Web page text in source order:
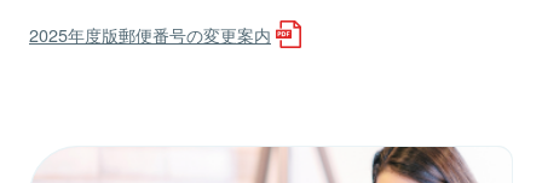
2025年度版郵便番号の変更案内